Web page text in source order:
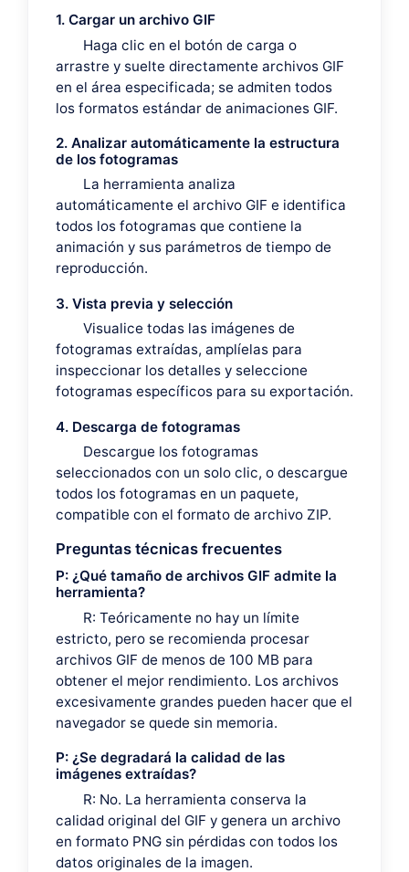
1. Cargar un archivo GIF
Haga clic en el botón de carga o
arrastre y suelte directamente archivos GIF
en el área especificada; se admiten todos
los formatos estándar de animaciones GIF.
2. Analizar automáticamente la estructura
de los fotogramas
La herramienta analiza
automáticamente el archivo GIF e identifica
todos los fotogramas que contiene la
animación y sus parámetros de tiempo de
reproducción.
3. Vista previa y selección
Visualice todas las imágenes de
fotogramas extraídas, amplíelas para
inspeccionar los detalles y seleccione
fotogramas específicos para su exportación.
4. Descarga de fotogramas
Descargue los fotogramas
seleccionados con un solo clic, o descargue
todos los fotogramas en un paquete,
compatible con el formato de archivo ZIP.
Preguntas técnicas frecuentes
P: ¿Qué tamaño de archivos GIF admite la
herramienta?
R: Teóricamente no hay un límite
estricto, pero se recomienda procesar
archivos GIF de menos de 100 MB para
obtener el mejor rendimiento. Los archivos
excesivamente grandes pueden hacer que el
navegador se quede sin memoria.
P: ¿Se degradará la calidad de las
imágenes extraídas?
R: No. La herramienta conserva la
calidad original del GIF y genera un archivo
en formato PNG sin pérdidas con todos los
datos originales de la imagen.